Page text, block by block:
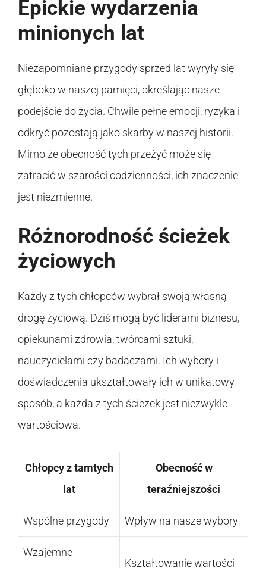
Epickie wydarzenia
minionych lat
Niezapomniane przygody sprzed lat wyryły się
głęboko w naszej pamięci, określając nasze
podejście do życia. Chwile pełne emocji, ryzyka i
odkryć pozostają jako skarby w naszej historii.
Mimo że obecność tych przeżyć może się
zatracić w szarości codzienności, ich znaczenie
jest niezmienne.
Różnorodność ścieżek
życiowych
Każdy z tych chłopców wybrał swoją własną
drogę życiową. Dziś mogą być liderami biznesu,
opiekunami zdrowia, twórcami sztuki,
nauczycielami czy badaczami. Ich wybory i
doświadczenia ukształtowały ich w unikatowy
sposób, a każda z tych ścieżek jest niezwykle
wartościowa.
Chłopcy z tamtych
lat
Obecność w
teraźniejszości
Wspólne przygody Wpływ na nasze wybory
Wzajemne
Kształtowanie wartości